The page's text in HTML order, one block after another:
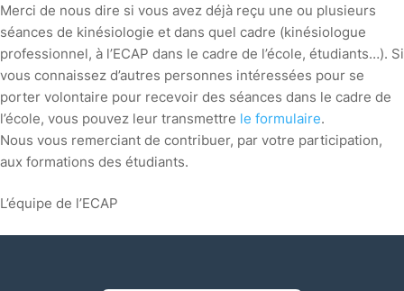
Merci de nous dire si vous avez déjà reçu une ou plusieurs
séances de kinésiologie et dans quel cadre (kinésiologue
professionnel, à l’ECAP dans le cadre de l’école, étudiants…). Si
vous connaissez d’autres personnes intéressées pour se
porter volontaire pour recevoir des séances dans le cadre de
l’école, vous pouvez leur transmettre le formulaire.
Nous vous remerciant de contribuer, par votre participation,
aux formations des étudiants.
L’équipe de l’ECAP